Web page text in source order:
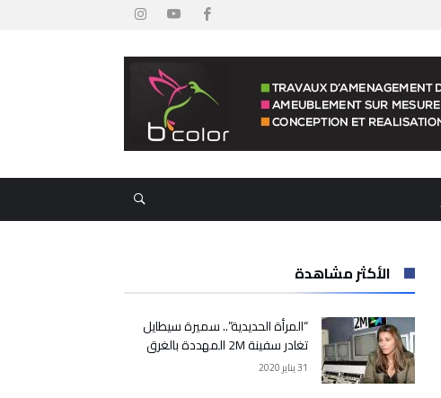
الأكثر مشاهدة
“المرأة الحديدية”.. سميرة سيطايل
تغادر سفينة 2M المهددة بالغرق
31 يناير 2020